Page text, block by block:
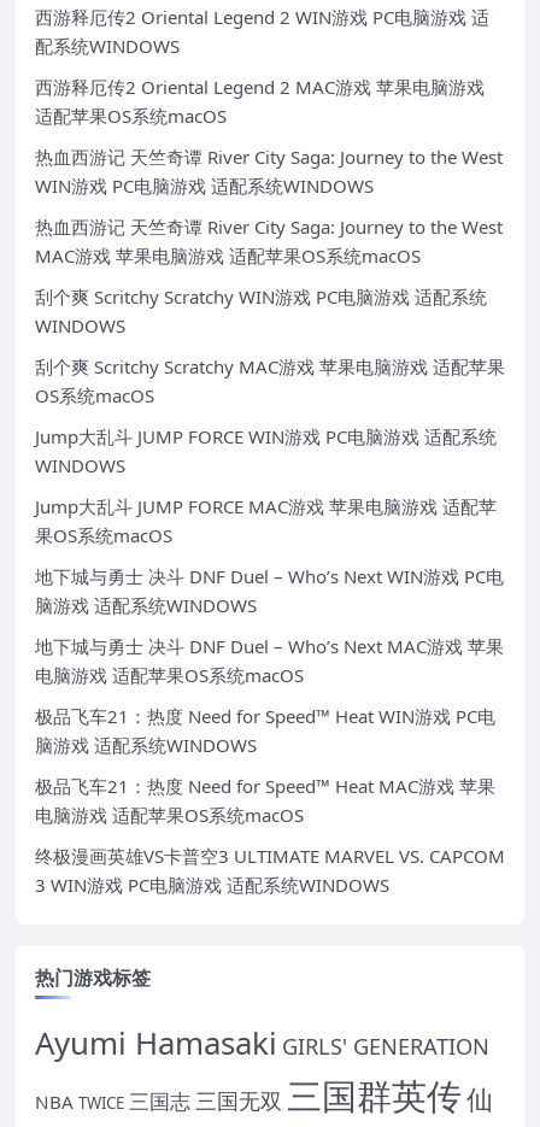
西游释厄传2 Oriental Legend 2 WIN游戏 PC电脑游戏 适
配系统WINDOWS
西游释厄传2 Oriental Legend 2 MAC游戏 苹果电脑游戏
适配苹果OS系统macOS
热血西游记 天竺奇谭 River City Saga: Journey to the West
WIN游戏 PC电脑游戏 适配系统WINDOWS
热血西游记 天竺奇谭 River City Saga: Journey to the West
MAC游戏 苹果电脑游戏 适配苹果OS系统macOS
刮个爽 Scritchy Scratchy WIN游戏 PC电脑游戏 适配系统
WINDOWS
刮个爽 Scritchy Scratchy MAC游戏 苹果电脑游戏 适配苹果
OS系统macOS
Jump大乱斗 JUMP FORCE WIN游戏 PC电脑游戏 适配系统
WINDOWS
Jump大乱斗 JUMP FORCE MAC游戏 苹果电脑游戏 适配苹
果OS系统macOS
地下城与勇士 决斗 DNF Duel – Who’s Next WIN游戏 PC电
脑游戏 适配系统WINDOWS
地下城与勇士 决斗 DNF Duel – Who’s Next MAC游戏 苹果
电脑游戏 适配苹果OS系统macOS
极品飞车21：热度 Need for Speed™ Heat WIN游戏 PC电
脑游戏 适配系统WINDOWS
极品飞车21：热度 Need for Speed™ Heat MAC游戏 苹果
电脑游戏 适配苹果OS系统macOS
终极漫画英雄VS卡普空3 ULTIMATE MARVEL VS. CAPCOM
3 WIN游戏 PC电脑游戏 适配系统WINDOWS
热门游戏标签
Ayumi Hamasaki GIRLS' GENERATION
NBA TWICE 三国志三国无双 三国群英传仙